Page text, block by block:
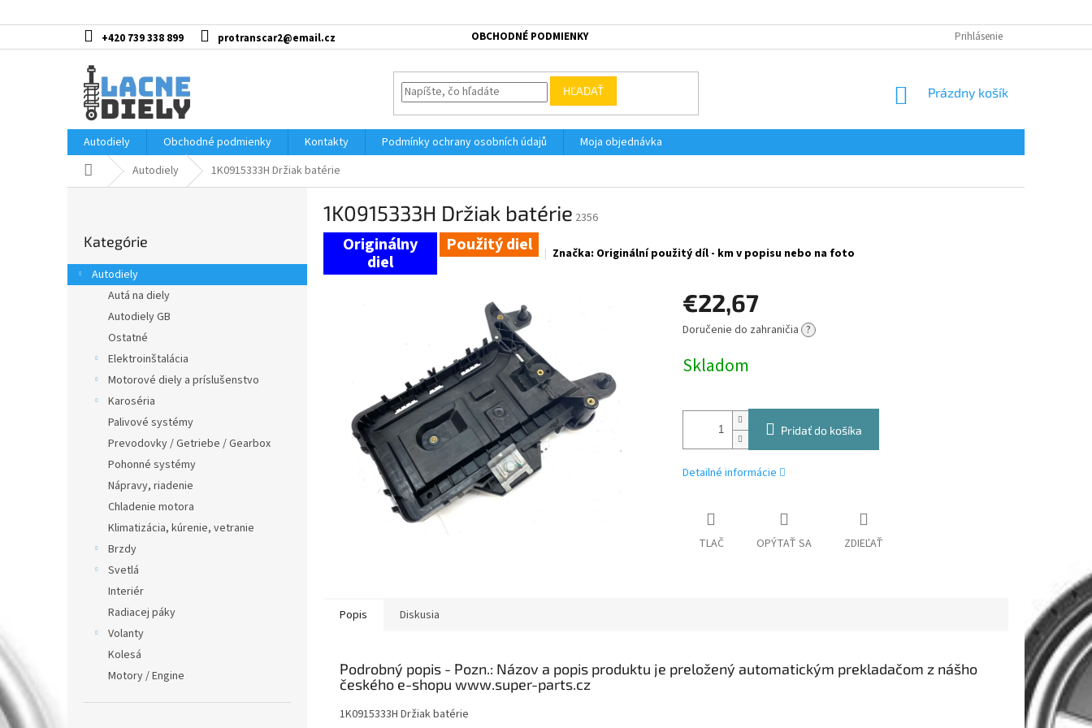
na
+420 739 338 899 protranscar2@email.cz OBCHODNÉ PODMIENKY Prihlásenie
HĽADAŤ
NÁKUPNÝ
Prázdny košík
Autodiely Obchodné podmienky Kontakty Podmínky ochrany osobních údajů
Moja objednávka
DomovAutodiely 1K0915333H Držiak batérie
ý
p
kategórie
Kategórie
Autodiely
Autá na diely
Autodiely GB
Ostatné
Elektroinštalácia
Motorové diely a príslušenstvo
Karoséria
Palivové systémy
Prevodovky / Getriebe / Gearbox
Pohonné systémy
Nápravy, riadenie
Chladenie motora
Klimatizácia, kúrenie, vetranie
Brzdy
Svetlá
Interiér
Radiacej páky
Volanty
Kolesá
Motory / Engine
1K0915333H Držiak batérie 2356
Použitý diel Značka: Originální použitý díl - km v popisu nebo na foto
€22,67
Jednotková
Doručenie do zahraničia ?
Skladom
Pridať do košíka
Detailné informácie
TLAČ OPÝTAŤ SA ZDIEĽAŤ
Popis Diskusia
Podrobný popis
1K0915333H Držiak batérie